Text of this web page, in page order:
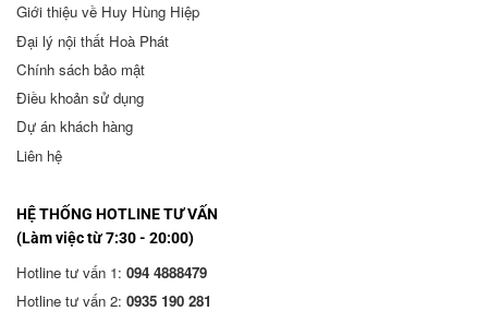
Giới thiệu về Huy Hùng Hiệp
Đại lý nội thất Hoà Phát
Chính sách bảo mật
Điều khoản sử dụng
Dự án khách hàng
Liên hệ
HỆ THỐNG HOTLINE TƯ VẤN
(Làm việc từ 7:30 - 20:00)
Hotline tư vấn 1: 094 4888479
Hotline tư vấn 2: 0935 190 281